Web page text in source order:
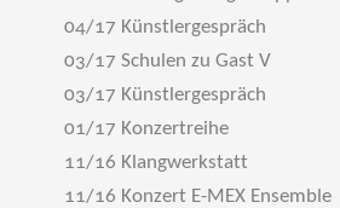
04/17 Künstlergespräch
03/17 Schulen zu Gast V
03/17 Künstlergespräch
01/17 Konzertreihe
11/16 Klangwerkstatt
11/16 Konzert E-MEX Ensemble